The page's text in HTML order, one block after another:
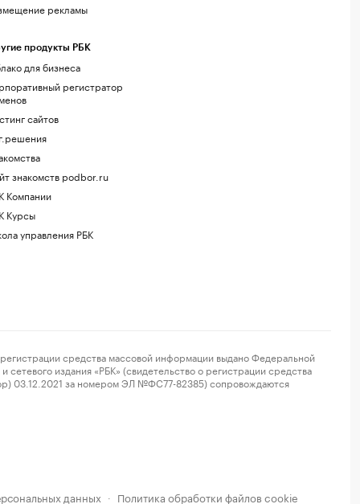
рекламы
продукты РБК
для бизнеса
регистратор
сайтов
знакомств podbor.ru
Компании
Курсы
управления РБК
средства массовой информации выдано Федеральной
издания «РБК» (свидетельство о регистрации средства
03.12.2021 за номером ЭЛ №ФС77-82385) сопровождаются
данных · Политика обработки файлов cookie